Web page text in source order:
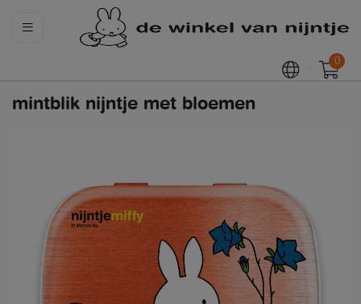
0
mintblik nijntje met bloemen